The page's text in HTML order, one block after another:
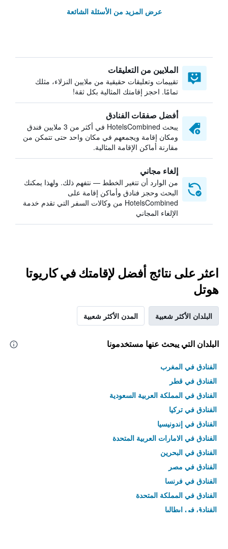
عرض المزيد من الأسئلة الشائعة
الملايين من التعليقات
تقييمات وتعليقات حقيقية من ملايين النزلاء، مثلك
تمامًا. احجز إقامتك المثالية بكل ثقة!
أفضل صفقات الفنادق
يبحث HotelsCombined في أكثر من 3 ملايين فندق
ومكان إقامة ويجمعهم في مكان واحد حتى تتمكن من
مقارنة أماكن الإقامة المثالية.
إلغاء مجاني
من الوارد أن تتغير الخطط — نتفهم ذلك. ولهذا يمكنك
البحث وحجز فنادق وأماكن إقامة على
HotelsCombined من وكالات السفر التي تقدم خدمة
الإلغاء المجاني
اعثر على نتائج أفضل لإقامتك في كاريوتا
هوتل
البلدان الأكثر شعبية المدن الأكثر شعبية
البلدان التي يبحث عنها مستخدمونا
الفنادق في المغرب
الفنادق في قطر
الفنادق في المملكة العربية السعودية
الفنادق في تركيا
الفنادق في إندونيسيا
الفنادق في الامارات العربية المتحدة
الفنادق في البحرين
الفنادق في مصر
الفنادق في فرنسا
الفنادق في المملكة المتحدة
الفنادق في إيطاليا